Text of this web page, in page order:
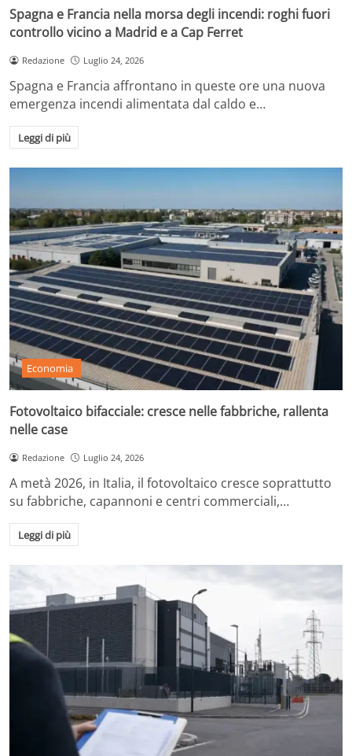
Spagna e Francia nella morsa degli incendi: roghi fuori
controllo vicino a Madrid e a Cap Ferret
Redazione Luglio 24, 2026
Spagna e Francia affrontano in queste ore una nuova
emergenza incendi alimentata dal caldo e…
Leggi di più
Economia
Fotovoltaico bifacciale: cresce nelle fabbriche, rallenta
nelle case
Redazione Luglio 24, 2026
A metà 2026, in Italia, il fotovoltaico cresce soprattutto
su fabbriche, capannoni e centri commerciali,…
Leggi di più